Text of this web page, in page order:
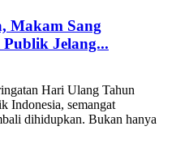
Makam Sang
Jelang...
Hari Ulang Tahun
Indonesia, semangat
dihidupkan. Bukan hanya